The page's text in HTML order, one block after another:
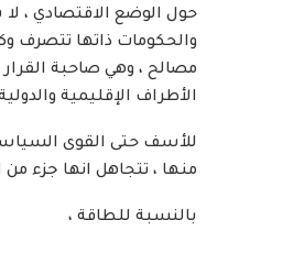
حول الوضع الاقتصادي ،
والحكومات ذاتها تتصرف
مصالح ، وهي صاحبة
الأطراف الإقليمية
للأسف حتى القوى
منها ، تتجاهل انها جزء
بالنسبة للطاقة ،